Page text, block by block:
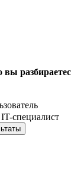
специалист